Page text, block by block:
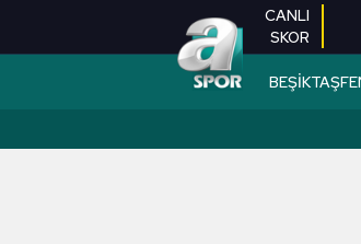
CANLI
SKOR
BEŞİKTAŞ